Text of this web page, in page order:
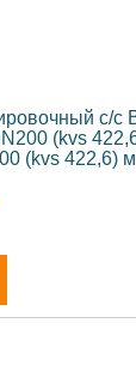
c/c
(kvs
(kvs 422,6)